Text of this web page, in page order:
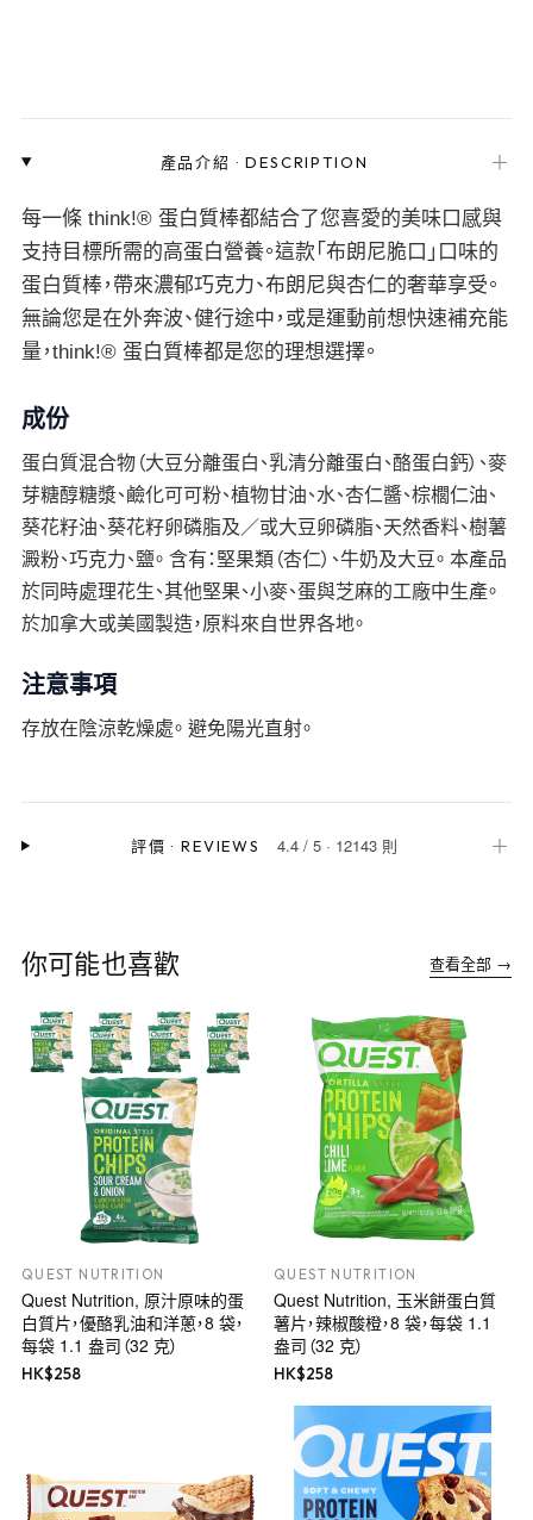
產品介紹 ·DESCRIPTION ＋
每一條 think!® 蛋白質棒都結合了您喜愛的美味口感與
支持目標所需的高蛋白營養。這款「布朗尼脆口」口味的
蛋白質棒，帶來濃郁巧克力、布朗尼與杏仁的奢華享受。
無論您是在外奔波、健行途中，或是運動前想快速補充能
量，think!® 蛋白質棒都是您的理想選擇。
成份
蛋白質混合物（大豆分離蛋白、乳清分離蛋白、酪蛋白鈣）、麥
芽糖醇糖漿、鹼化可可粉、植物甘油、水、杏仁醬、棕櫚仁油、
葵花籽油、葵花籽卵磷脂及／或大豆卵磷脂、天然香料、樹薯
澱粉、巧克力、鹽。 含有：堅果類（杏仁）、牛奶及大豆。 本產品
於同時處理花生、其他堅果、小麥、蛋與芝麻的工廠中生產。
於加拿大或美國製造，原料來自世界各地。
注意事項
存放在陰涼乾燥處。 避免陽光直射。
評價 ·REVIEWS 4.4/ 5· 12143 則 ＋
你可能也喜歡 查看全部 →
QUEST NUTRITION
Quest Nutrition, 原汁原味的蛋
白質片，優酪乳油和洋蔥，8 袋，
每袋 1.1 盎司（32 克）
HK$258
QUEST NUTRITION
Quest Nutrition, 玉米餅蛋白質
薯片，辣椒酸橙，8 袋，每袋 1.1
盎司（32 克）
HK$258